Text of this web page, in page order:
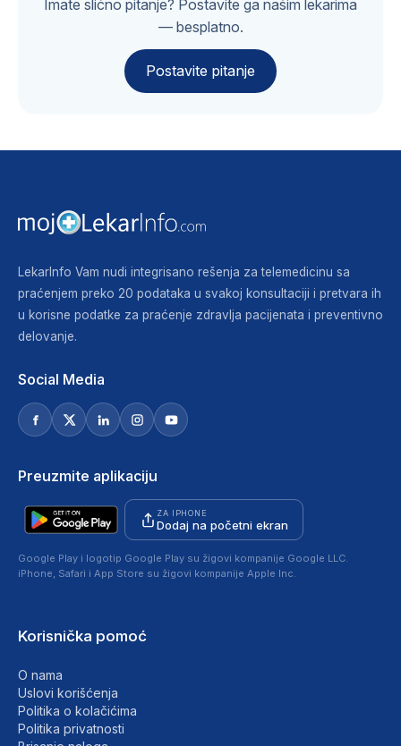
Imate slično pitanje? Postavite ga našim lekarima
— besplatno.
Postavite pitanje
LekarInfo Vam nudi integrisano rešenja za telemedicinu sa
praćenjem preko 20 podataka u svakoj konsultaciji i pretvara ih
u korisne podatke za praćenje zdravlja pacijenata i preventivno
delovanje.
Social Media
Preuzmite aplikaciju
ZA IPHONE
Dodaj na početni ekran
Google Play i logotip Google Play su žigovi kompanije Google LLC.
iPhone, Safari i App Store su žigovi kompanije Apple Inc.
Korisnička pomoć
O nama
Uslovi korišćenja
Politika o kolačićima
Politika privatnosti